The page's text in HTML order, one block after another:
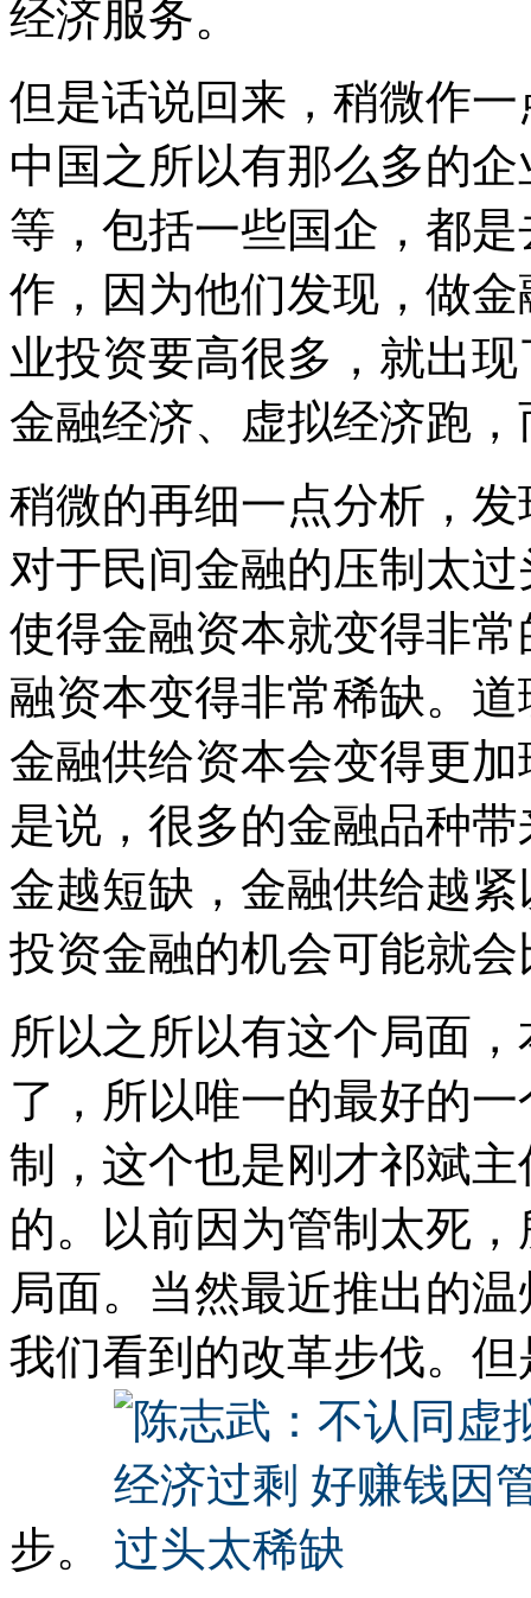
经济服务。
但是话说回来，稍微作
中国之所以有那么多的
等，包括一些国企，都
作，因为他们发现，做
业投资要高很多，就出
金融经济、虚拟经济跑
稍微的再细一点分析，
对于民间金融的压制太
使得金融资本就变得非
融资本变得非常稀缺。
金融供给资本会变得更
是说，很多的金融品种
金越短缺，金融供给越
投资金融的机会可能就
所以之所以有这个局面
了，所以唯一的最好的
制，这个也是刚才祁斌
的。以前因为管制太死
局面。当然最近推出的
我们看到的改革步伐。
步。